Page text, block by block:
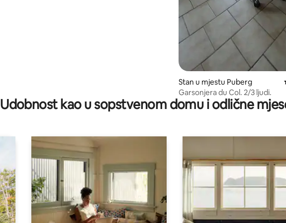
Stan u mjestu Puberg
Garsonjera du Col. 2/3 ljudi.
Udobnost kao u sopstvenom domu i odlične